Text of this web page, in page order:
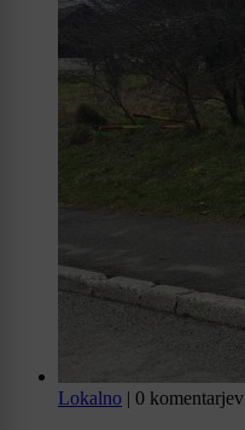
Lokalno | 0 komentarjev